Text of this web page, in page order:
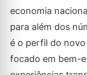
economia
para além dos
é o perfil do
focado em bem-